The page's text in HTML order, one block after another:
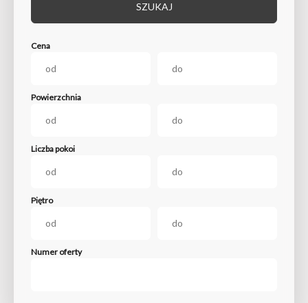
SZUKAJ
Cena
Powierzchnia
Liczba pokoi
Piętro
Numer oferty